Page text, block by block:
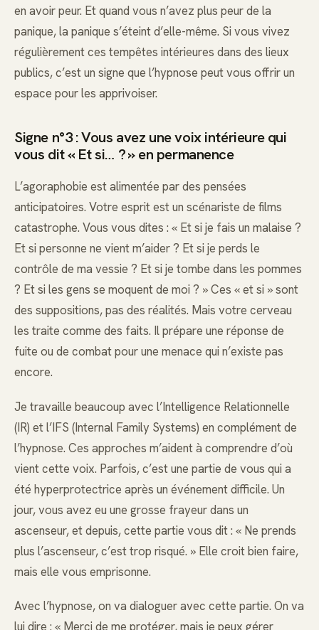
en avoir peur. Et quand vous n’avez plus peur de la
panique, la panique s’éteint d’elle-même. Si vous vivez
régulièrement ces tempêtes intérieures dans des lieux
publics, c’est un signe que l’hypnose peut vous offrir un
espace pour les apprivoiser.
Signe n°3 : Vous avez une voix intérieure qui
vous dit « Et si… ? » en permanence
L’agoraphobie est alimentée par des pensées
anticipatoires. Votre esprit est un scénariste de films
catastrophe. Vous vous dites : « Et si je fais un malaise ?
Et si personne ne vient m’aider ? Et si je perds le
contrôle de ma vessie ? Et si je tombe dans les pommes
? Et si les gens se moquent de moi ? » Ces « et si » sont
des suppositions, pas des réalités. Mais votre cerveau
les traite comme des faits. Il prépare une réponse de
fuite ou de combat pour une menace qui n’existe pas
encore.
Je travaille beaucoup avec l’Intelligence Relationnelle
(IR) et l’IFS (Internal Family Systems) en complément de
l’hypnose. Ces approches m’aident à comprendre d’où
vient cette voix. Parfois, c’est une partie de vous qui a
été hyperprotectrice après un événement difficile. Un
jour, vous avez eu une grosse frayeur dans un
ascenseur, et depuis, cette partie vous dit : « Ne prends
plus l’ascenseur, c’est trop risqué. » Elle croit bien faire,
mais elle vous emprisonne.
Avec l’hypnose, on va dialoguer avec cette partie. On va
lui dire : « Merci de me protéger, mais je peux gérer